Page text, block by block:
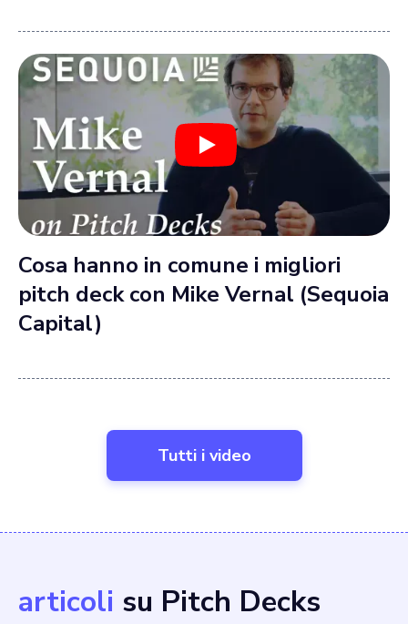
Cosa hanno in comune i migliori
pitch deck con Mike Vernal (Sequoia
Capital)
Tutti i video
articoli su Pitch Decks